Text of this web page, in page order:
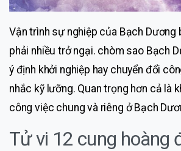
Vận trình sự nghiệp của Bạch
phải nhiều trở ngại. chòm sao Bạch
ý định khởi nghiệp hay chuyển đổi
nhắc kỹ lưỡng. Quan trọng hơn cả là
công việc chung và riêng ở Bạch
Tử vi 12 cung hoàng